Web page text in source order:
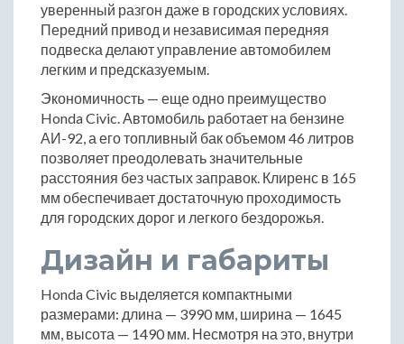
уверенный разгон даже в городских условиях.
Передний привод и независимая передняя
подвеска делают управление автомобилем
легким и предсказуемым.
Экономичность — еще одно преимущество
Honda Civic. Автомобиль работает на бензине
АИ-92, а его топливный бак объемом 46 литров
позволяет преодолевать значительные
расстояния без частых заправок. Клиренс в 165
мм обеспечивает достаточную проходимость
для городских дорог и легкого бездорожья.
Дизайн и габариты
Honda Civic выделяется компактными
размерами: длина — 3990 мм, ширина — 1645
мм, высота — 1490 мм. Несмотря на это, внутри